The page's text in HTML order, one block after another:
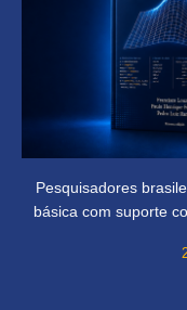
Pesquisadores
básica com suporte